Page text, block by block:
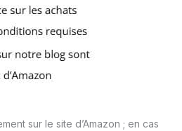
sur le site d’Amazon ; en cas